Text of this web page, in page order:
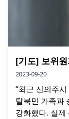
[기도] 보위
2023-09-20
“최근 신의주
탈북민 가족과
강화했다. 실제